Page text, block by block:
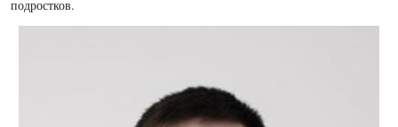
подростков.